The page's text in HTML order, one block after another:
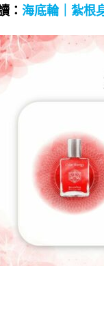
： 海底輪｜紮根